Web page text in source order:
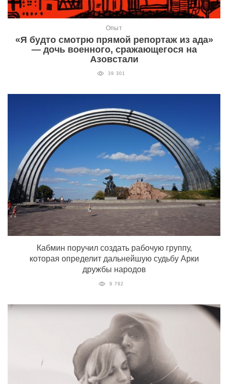
Опыт
«Я будто смотрю прямой репортаж из ада»
— дочь военного, сражающегося на
Азовстали
39 301
Кабмин поручил создать рабочую группу,
которая определит дальнейшую судьбу Арки
дружбы народов
9 792